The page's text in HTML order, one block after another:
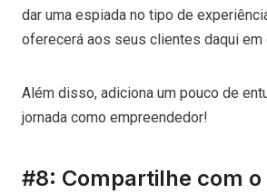
dar uma espiada no tipo de
oferecerá aos seus clientes daqui em
Além disso, adiciona um pouco de
jornada como empreendedor!
#8: Compartilhe com